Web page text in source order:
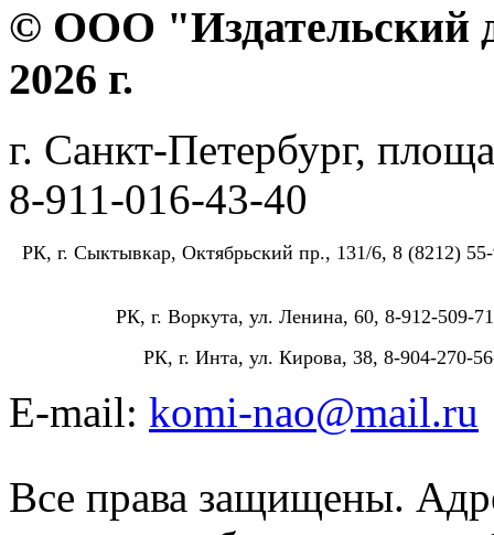
© ООО "Издательский
2026 г.
г. Санкт-Петербург,
8-911-016-43-40
РК, г. Сыктывкар, Октябрьский пр., 131/6, 8 (8212)
РК, г. Воркута, ул. Ленина, 60, 8-912-509-
РК, г. Инта, ул. Кирова, 38, 8-904-270-
E-mail: komi-nao@mail.ru
Все права защищены.